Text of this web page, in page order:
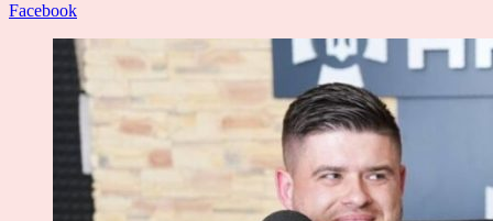
Facebook